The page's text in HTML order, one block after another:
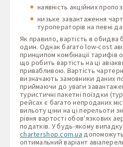
наявність акційних
низьке завантаження
туроператорів на певні
Як правило, вартість в
один. Однак багато low-cost
принципом комбінації тарифів
що робить вартість на ці
привабливою. Вартість
визначають замовники даних
приймаючи до уваги
туристичні пакетні поїздки
рейсах є багато непроданих
вильоту ціни на ці перельоти
рівня вартості обов'язкових
податків. У будь-якому
chartershop.com.ua
оптимальний варіант